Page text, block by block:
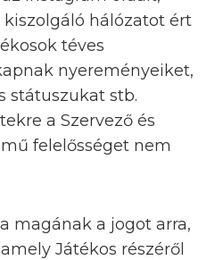
hálózatot ért
téves
nyereményeiket,
státuszukat stb.
a Szervező és
felelősséget nem
magának a jogot arra,
Játékos részéről